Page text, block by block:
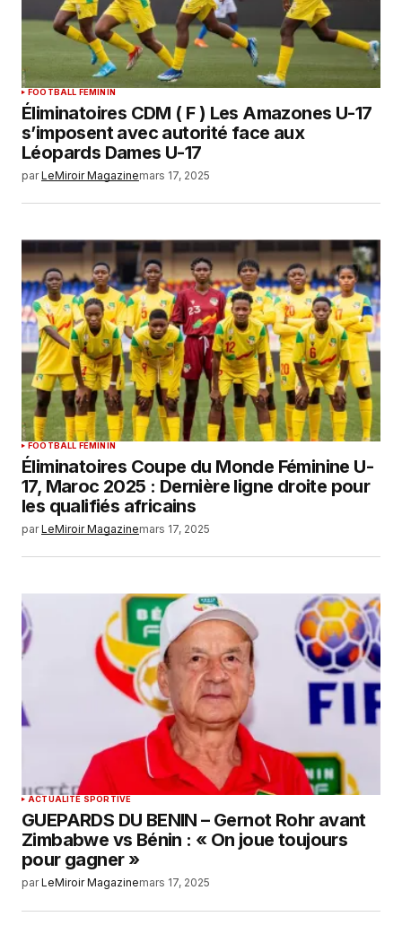
FOOTBALL FEMININ
Éliminatoires CDM ( F ) Les Amazones U-17
s’imposent avec autorité face aux
Léopards Dames U-17
par LeMiroir Magazinemars 17, 2025
FOOTBALL FEMININ
Éliminatoires Coupe du Monde Féminine U-
17, Maroc 2025 : Dernière ligne droite pour
les qualifiés africains
par LeMiroir Magazinemars 17, 2025
ACTUALITÉ SPORTIVE
GUEPARDS DU BENIN – Gernot Rohr avant
Zimbabwe vs Bénin : « On joue toujours
pour gagner »
par LeMiroir Magazinemars 17, 2025